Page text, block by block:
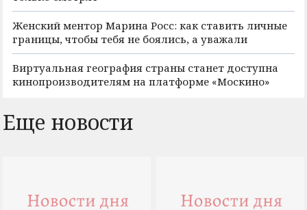
Женский ментор Марина Росс: как ставить личные
границы, чтобы тебя не боялись, а уважали
Виртуальная география страны станет доступна
кинопроизводителям на платформе «Москино»
Еще новости